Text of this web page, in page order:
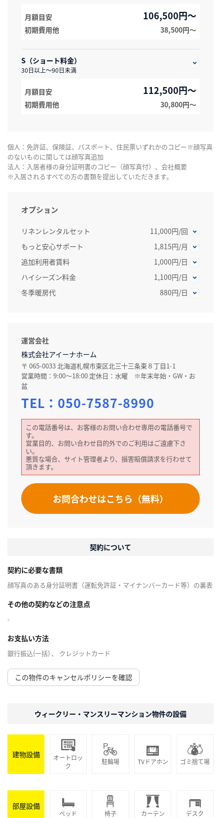
月額目安 106,500円～
初期費用他 38,500円〜
S（ショート料金）
30日以上～90日未満
月額目安 112,500円～
初期費用他 30,800円〜
個人：免許証、保険証、パスポート、住民票いずれかのコピー※顔写真
のないものに関しては顔写真追加
法人：入居者様の身分証明書のコピー（顔写真付）、会社概要
※入居されるすべての方の書類を提出していただきます。
オプション
リネンレンタルセット
11,000円/回
もっと安心サポート
1,815円/月
追加利用者賃料
1,000円/日
ハイシーズン料金
1,100円/日
冬季暖房代
880円/日
運営会社
株式会社アイーナホーム
〒 065-0033 北海道札幌市東区北三十三条東８丁目1-1
営業時間：9:00～18:00 定休日：水曜 ※年末年始・GW・お
盆
TEL： 050-7587-8990
この電話番号は、お客様のお問い合わせ専用の電話番号で
す。
営業目的、お問い合わせ目的外でのご利用はご遠慮下さ
い。
悪質な場合、サイト管理者より、損害賠償請求を行わせて
頂きます。
お問合わせはこちら（無料）
契約について
契約に必要な書類
顔写真のある身分証明書（運転免許証・マイナンバーカード等）の裏表
その他の契約などの注意点
-
お支払い方法
銀行振込(一括) 、 クレジットカード
この物件のキャンセルポリシーを確認
ウィークリー・マンスリーマンション物件の設備
建物設備
オートロッ
ク
駐輪場 TVドアホン ゴミ捨て場
部屋設備
ベッド 椅子 カーテン デスク